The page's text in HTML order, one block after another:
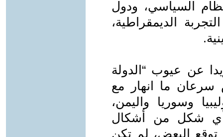
السياسي، ودول
الديمقراطية،
عن عيوب “الدولة
سرعان ما انهار مع
وسوريا واليمن،
أي شكل من أشكال
توقع البعض، لم تكن